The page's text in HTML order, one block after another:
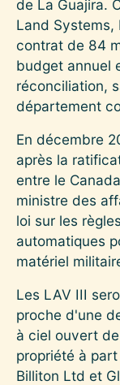
de La Guajira.
Land Systems,
contrat de 84
budget annuel
réconciliation,
département
En décembre
après la
entre le
ministre des
loi sur les
automatiques
matériel
Les LAV III
proche d'une
à ciel ouvert
propriété à
Billiton Ltd et